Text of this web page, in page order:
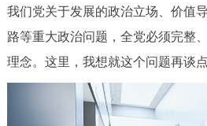
FRANÇAIS
我们党关于发展的政治立场、价值
路等重大政治问题，全党必须完整
理念。这里，我想就这个问题再谈点